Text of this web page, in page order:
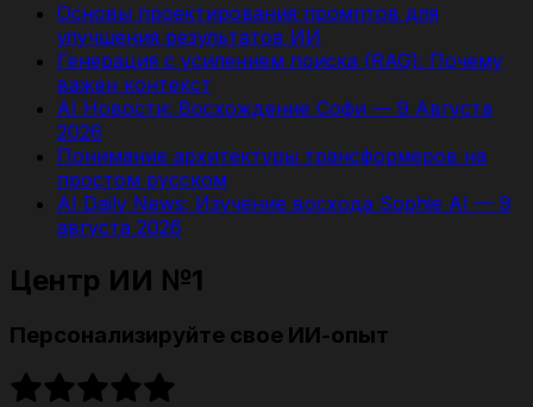
Основы проектирования промптов для
улучшения результатов ИИ
Генерация с усилением поиска (RAG): Почему
важен контекст
AI Новости: Восхождение Софи — 9 Августа
2026
Понимание архитектуры трансформеров на
простом русском
AI Daily News: Изучение восхода Sophie AI — 9
августа 2026
Центр ИИ №1
Персонализируйте свое ИИ-опыт